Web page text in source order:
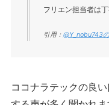
フリエン担当者は
引用： @Y_nobu743
ココナラテックの良